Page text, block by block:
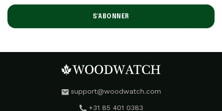
S'ABONNER
support@woodwatch.com
+31 85 401 0383